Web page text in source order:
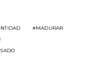
MADURAR